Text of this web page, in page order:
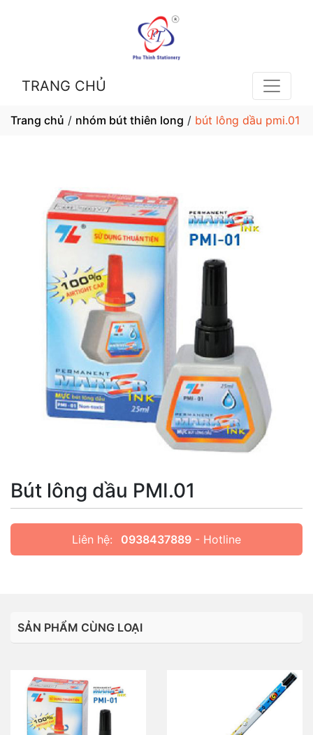
TRANG CHỦ
Trang chủ / nhóm bút thiên long / bút lông dầu pmi.01
Bút lông dầu PMI.01
Liên hệ: 0938437889 - Hotline
SẢN PHẨM CÙNG LOẠI